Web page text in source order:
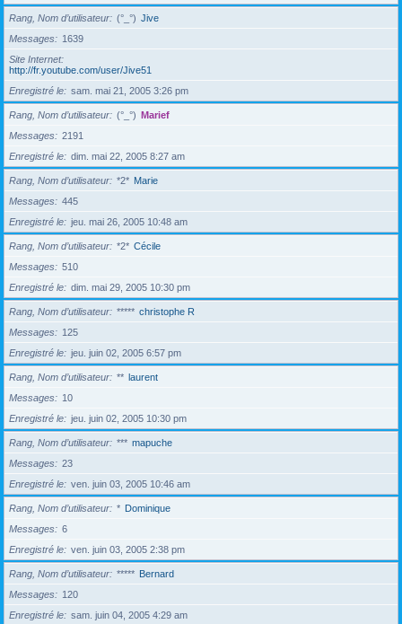
Rang, Nom d’utilisateur (°_°) Jive
Messages
1639
Site Internet
http://fr.youtube.com/user/Jive51
Enregistré le
sam. mai 21, 2005 3:26 pm
Rang, Nom d’utilisateur (°_°) Marief
Messages
2191
Enregistré le
dim. mai 22, 2005 8:27 am
Rang, Nom d’utilisateur *2* Marie
Messages
445
Enregistré le
jeu. mai 26, 2005 10:48 am
Rang, Nom d’utilisateur *2* Cécile
Messages
510
Enregistré le
dim. mai 29, 2005 10:30 pm
Rang, Nom d’utilisateur ***** christophe R
Messages
125
Enregistré le
jeu. juin 02, 2005 6:57 pm
Rang, Nom d’utilisateur ** laurent
Messages
10
Enregistré le
jeu. juin 02, 2005 10:30 pm
Rang, Nom d’utilisateur *** mapuche
Messages
23
Enregistré le
ven. juin 03, 2005 10:46 am
Rang, Nom d’utilisateur * Dominique
Messages
6
Enregistré le
ven. juin 03, 2005 2:38 pm
Rang, Nom d’utilisateur ***** Bernard
Messages
120
Enregistré le
sam. juin 04, 2005 4:29 am